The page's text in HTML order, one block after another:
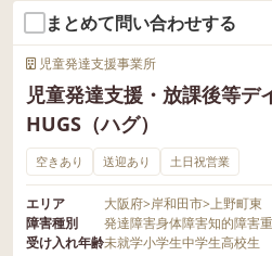
まとめて問い合わせする
児童発達支援事業所
児童発達支援・放課後等デ
HUGS（ハグ）
空きあり 送迎あり 土日祝営業
エリア 大阪府>岸和田市>上野町東
障害種別
発達障害身体障害知的障害
受け入れ年齢未就学小学生中学生高校生